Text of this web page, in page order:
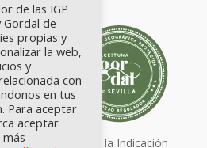
Origen. Sellos de la Indicación
de las IGP
Gordal de
propias y
la web,
y
con
en tus
Para aceptar
aceptar